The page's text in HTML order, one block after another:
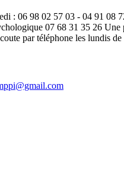
: 06 98 02 57 03 - 04 91 08
07 68 31 35 26 Une
par téléphone les lundis